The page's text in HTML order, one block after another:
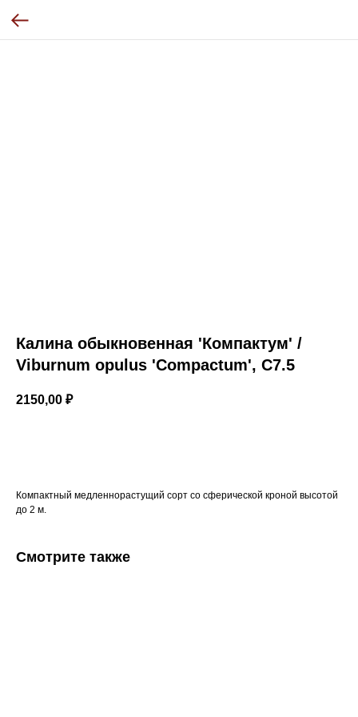
Калина обыкновенная 'Компактум' /
Viburnum opulus 'Compactum', C7.5
2150,00 ₽
Компактный медленнорастущий сорт со сферической кроной высотой
до 2 м.
Смотрите также